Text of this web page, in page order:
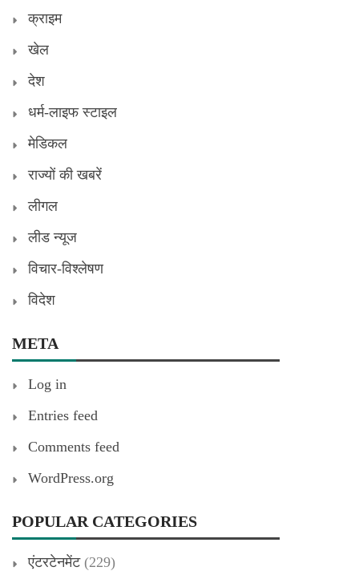
क्राइम
खेल
देश
धर्म-लाइफ स्टाइल
मेडिकल
राज्यों की खबरें
लीगल
लीड न्यूज
विचार-विश्लेषण
विदेश
META
Log in
Entries feed
Comments feed
WordPress.org
POPULAR CATEGORIES
एंटरटेनमेंट(229)